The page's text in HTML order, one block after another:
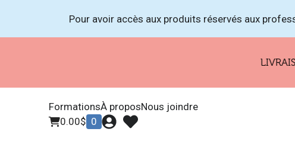
Pour avoir accès aux produits réservés aux
LIVRAISON
FormationsÀ proposNous joindre
0.00$ 0